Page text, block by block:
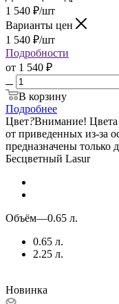
1 540 ₽/шт
Варианты цен
1 540 ₽/шт
Подробности
от 1 540 ₽
В корзину
Подробнее
Цвет?Внимание! Цвета
от приведенных из-за
предназначены только
Бесцветный Lasur
Объём—0.65 л.
0.65 л.
2.25 л.
Новинка